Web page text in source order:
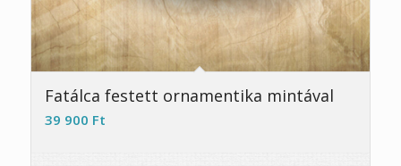
Fatálca festett ornamentika mintával
39 900 Ft